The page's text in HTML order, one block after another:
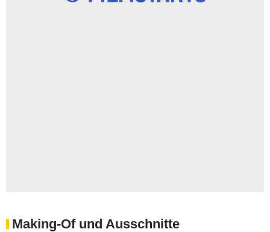
Making-Of und Ausschnitte